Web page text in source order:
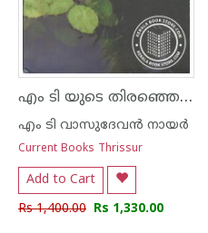
എം ടി യുടെ തിരഞ്ഞെടുത്ത കഥകള്‍
എം ടി വാസുദേവന്‍ നായര്‍
Current Books Thrissur
Add to Cart
Rs 1,400.00 Rs 1,330.00